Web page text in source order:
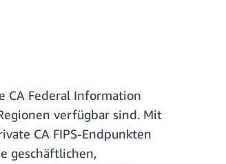
CA Federal Information
verfügbar sind. Mit
CA FIPS-Endpunkten
geschäftlichen,